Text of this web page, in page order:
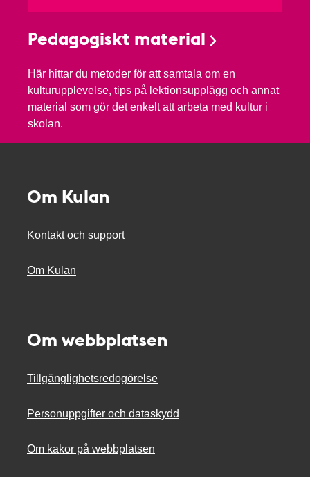
Pedagogiskt material
Här hittar du metoder för att samtala om en
kulturupplevelse, tips på lektionsupplägg och annat
material som gör det enkelt att arbeta med kultur i
skolan.
Om Kulan
Kontakt och support
Om Kulan
Om webbplatsen
Tillgänglighetsredogörelse
Personuppgifter och dataskydd
Om kakor på webbplatsen